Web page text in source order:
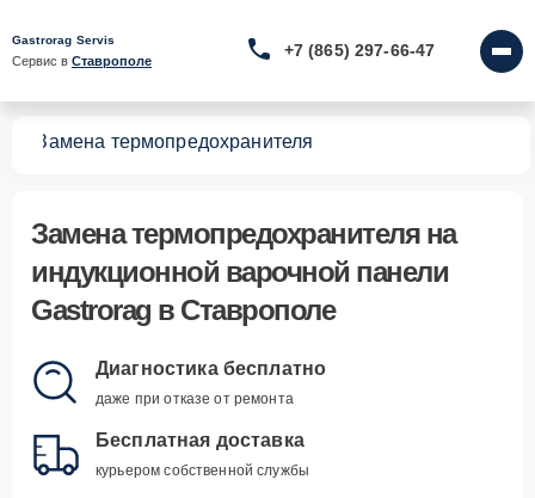
Gastrorag Servis
Сервис в Ставрополе
+7 (865) 297-66-47
Замена термопредохранителя
Замена термопредохранителяна
индукционной варочной панели
Gastrorag в Ставрополе
Диагностика бесплатно
даже при отказе от ремонта
Бесплатная доставка
курьером собственной службы